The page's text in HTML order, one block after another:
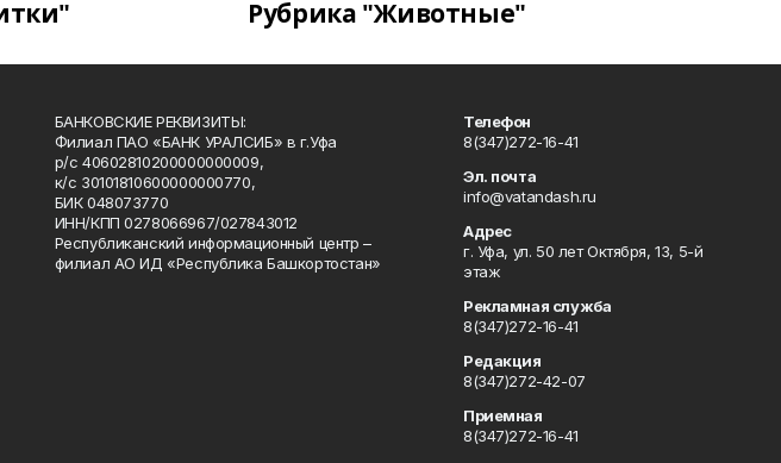
Рубрика "Животные"
БАНКОВСКИЕ РЕКВИЗИТЫ:
Филиал ПАО «БАНК УРАЛСИБ» в г.Уфа
р/с 40602810200000000009,
к/с 30101810600000000770,
БИК 048073770
ИНН/КПП 0278066967/027843012
Республиканский информационный центр –
филиал АО ИД «Республика Башкортостан»
Телефон
8(347)272-16-41
Эл. почта
info@vatandash.ru
Адрес
г. Уфа, ул. 50 лет Октября, 13, 5-й
этаж
Рекламная служба
8(347)272-16-41
Редакция
8(347)272-42-07
Приемная
8(347)272-16-41